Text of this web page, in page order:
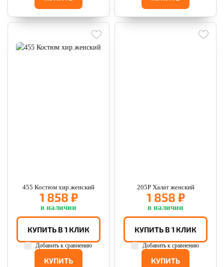
455 Костюм хир.женский
1 858 ₽
в наличии
КУПИТЬ
КУПИТЬ В 1 КЛИК
Добавить к сравнению
205Р Халат женский
1 858 ₽
в наличии
КУПИТЬ
КУПИТЬ В 1 КЛИК
Добавить к сравнению